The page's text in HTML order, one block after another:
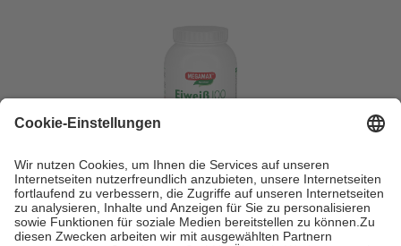
EIWEISS VANILLE Megamax Pulver 750 g
Pulver
750 g
Pulver